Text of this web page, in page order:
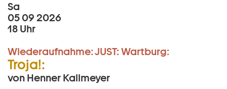
Sa
05 09 2026
18 Uhr
Wiederaufnahme:JUST: Wartburg:
Troja!:
von Henner Kallmeyer